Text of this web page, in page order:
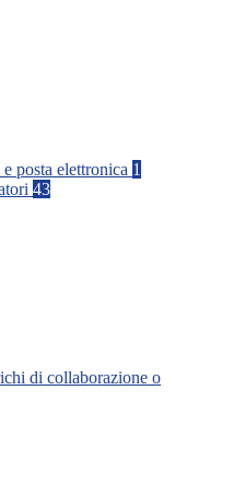
posta elettronica 1
43
di collaborazione o